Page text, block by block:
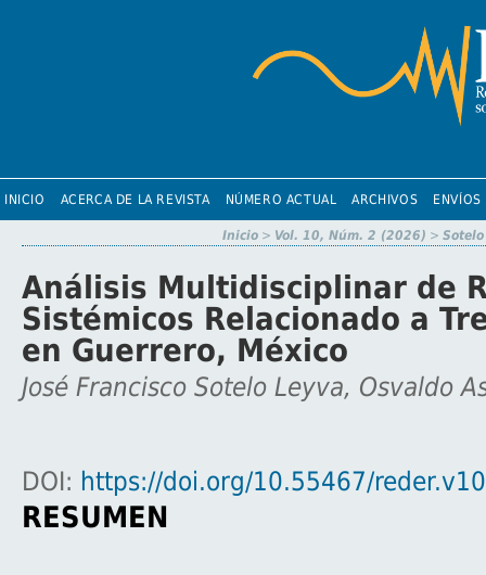
INICIO ACERCA DE LA REVISTA NÚMERO ACTUAL ARCHIVOS ENVÍOS
Inicio > Vol. 10, Núm. 2 (2026) >
Análisis Multidisciplinar de
Sistémicos Relacionado a
en Guerrero, México
José Francisco Sotelo Leyva, Osvaldo
DOI: https://doi.org/10.55467/
RESUMEN